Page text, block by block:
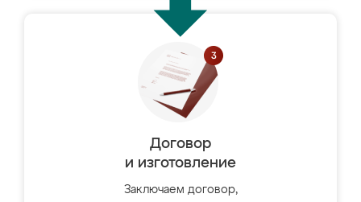
Договор
и изготовление
Заключаем договор,